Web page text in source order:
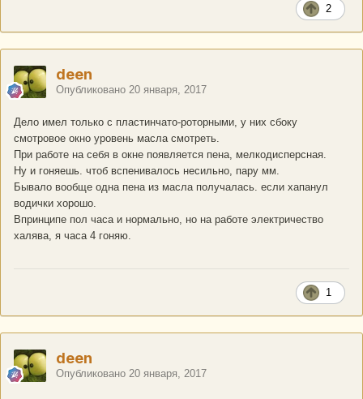
2
deen
Опубликовано 20 января, 2017
Дело имел только с пластинчато-роторными, у них сбоку
смотровое окно уровень масла смотреть.
При работе на себя в окне появляется пена, мелкодисперсная.
Ну и гоняешь. чтоб вспенивалось несильно, пару мм.
Бывало вообще одна пена из масла получалась. если хапанул
водички хорошо.
Впринципе пол часа и нормально, но на работе электричество
халява, я часа 4 гоняю.
1
deen
Опубликовано 20 января, 2017